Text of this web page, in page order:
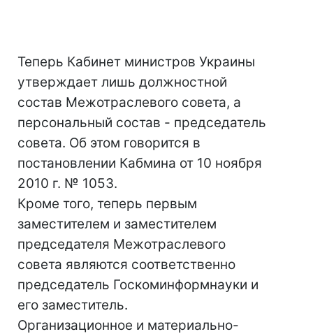
Теперь Кабинет министров Украины
утверждает лишь должностной
состав Межотраслевого совета, а
персональный состав - председатель
совета. Об этом говорится в
постановлении Кабмина от 10 ноября
2010 г. № 1053.
Кроме того, теперь первым
заместителем и заместителем
председателя Межотраслевого
совета являются соответственно
председатель Госкоминформнауки и
его заместитель.
Организационное и материально-